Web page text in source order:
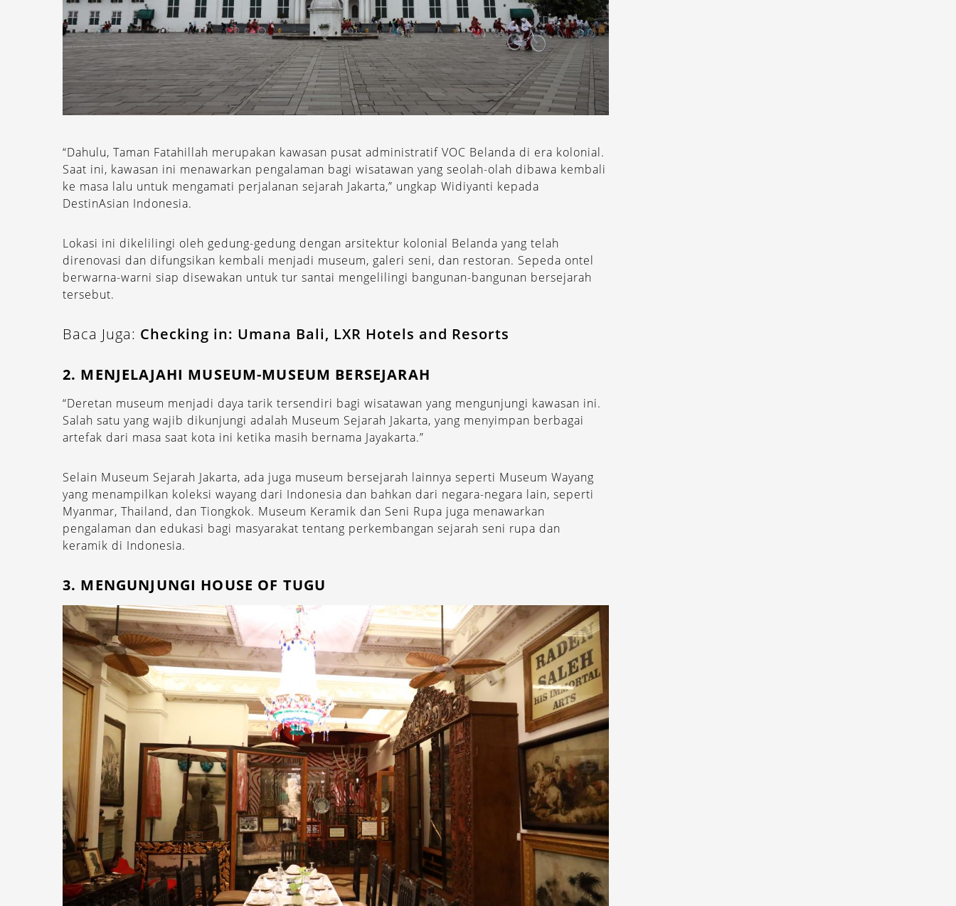
“Dahulu, Taman Fatahillah merupakan kawasan pusat administratif VOC Belanda di era kolonial.
Saat ini, kawasan ini menawarkan pengalaman bagi wisatawan yang seolah-olah dibawa kembali
ke masa lalu untuk mengamati perjalanan sejarah Jakarta,” ungkap Widiyanti kepada
DestinAsian Indonesia.
Lokasi ini dikelilingi oleh gedung-gedung dengan arsitektur kolonial Belanda yang telah
direnovasi dan difungsikan kembali menjadi museum, galeri seni, dan restoran. Sepeda ontel
berwarna-warni siap disewakan untuk tur santai mengelilingi bangunan-bangunan bersejarah
tersebut.
Baca Juga: Checking in: Umana Bali, LXR Hotels and Resorts
2. MENJELAJAHI MUSEUM-MUSEUM BERSEJARAH
“Deretan museum menjadi daya tarik tersendiri bagi wisatawan yang mengunjungi kawasan ini.
Salah satu yang wajib dikunjungi adalah Museum Sejarah Jakarta, yang menyimpan berbagai
artefak dari masa saat kota ini ketika masih bernama Jayakarta.”
Selain Museum Sejarah Jakarta, ada juga museum bersejarah lainnya seperti Museum Wayang
yang menampilkan koleksi wayang dari Indonesia dan bahkan dari negara-negara lain, seperti
Myanmar, Thailand, dan Tiongkok. Museum Keramik dan Seni Rupa juga menawarkan
pengalaman dan edukasi bagi masyarakat tentang perkembangan sejarah seni rupa dan
keramik di Indonesia.
3. MENGUNJUNGI HOUSE OF TUGU